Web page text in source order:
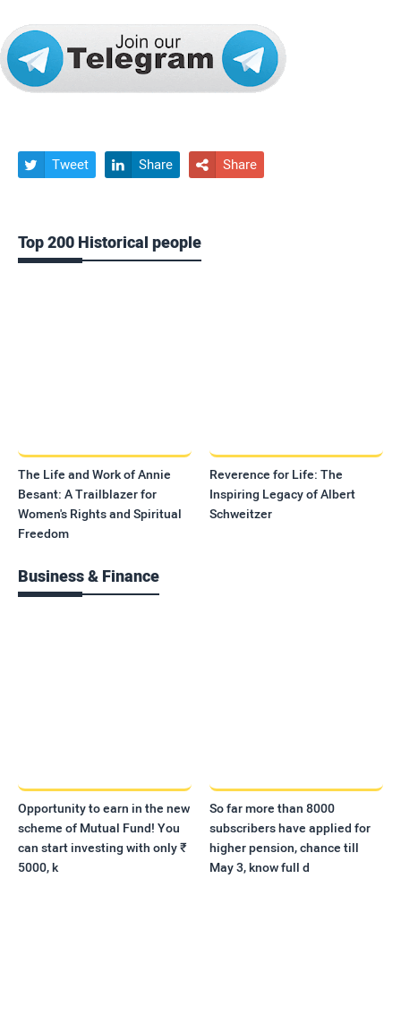
 Tweet  Share  Share
Top 200 Historical people
The Life and Work of Annie
Besant: A Trailblazer for
Women's Rights and Spiritual
Freedom
Reverence for Life: The
Inspiring Legacy of Albert
Schweitzer
Business & Finance
Opportunity to earn in the new
scheme of Mutual Fund! You
can start investing with only ₹
5000, k
So far more than 8000
subscribers have applied for
higher pension, chance till
May 3, know full d